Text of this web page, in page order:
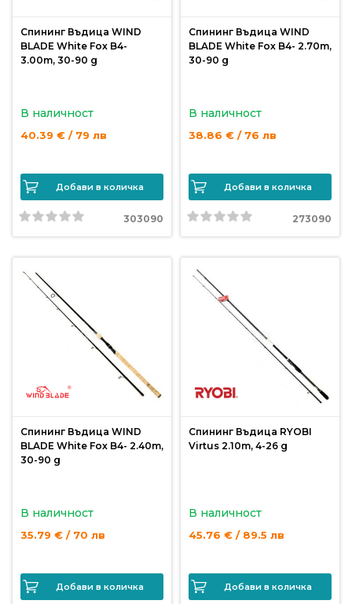
Спининг Въдица WIND
BLADE White Fox B4-
3.00m, 30-90 g
В наличност
40.39 € / 79 лв
Добави в количка
303090
Спининг Въдица WIND
BLADE White Fox B4- 2.70m,
30-90 g
В наличност
38.86 € / 76 лв
Добави в количка
273090
Спининг Въдица WIND
BLADE White Fox B4- 2.40m,
30-90 g
В наличност
35.79 € / 70 лв
Добави в количка
Спининг Въдица RYOBI
Virtus 2.10m, 4-26 g
В наличност
45.76 € / 89.5 лв
Добави в количка